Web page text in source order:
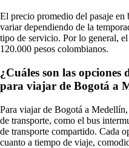
El precio promedio del pasaje
variar dependiendo de la
tipo de servicio. Por lo general,
120.000 pesos colombianos.
¿Cuáles son las
para viajar de Bogotá a
Para viajar de Bogotá a
de transporte, como el bus
de transporte compartido. Cada
cuanto a tiempo de viaje,